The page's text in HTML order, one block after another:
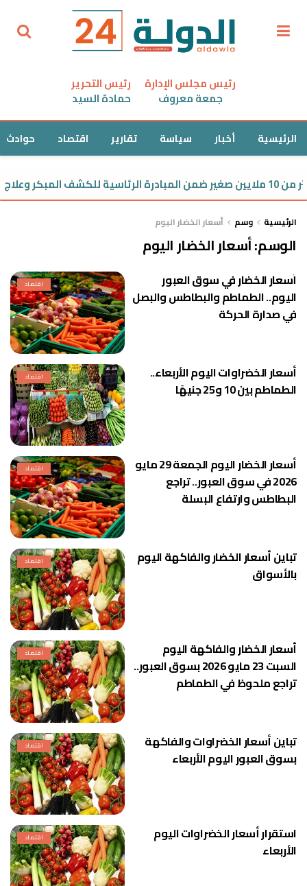
رئيس مجلس الإدارة
جمعة معروف
رئيس التحرير
حمادة السيد
الرئيسية أخبار سياسة تقارير اقتصاد حوادث
فقدان السمع
الرئيسية وسم أسعار الخضار اليوم
الوسم:أسعار الخضار اليوم
اقتصاد
أسعار الخضار في سوق العبور
اليوم.. الطماطم والبطاطس والبصل
في صدارة الحركة
اقتصاد
أسعار الخضراوات اليوم الأربعاء..
الطماطم بين 10 و25 جنيهًا
اقتصاد
أسعار الخضار اليوم الجمعة 29 مايو
2026 في سوق العبور.. تراجع
البطاطس وارتفاع البسلة
اقتصاد
تباين أسعار الخضار والفاكهة اليوم
بالأسواق
اقتصاد
أسعار الخضار والفاكهة اليوم
السبت 23 مايو 2026 بسوق العبور..
تراجع ملحوظ في الطماطم
اقتصاد
تباين أسعار الخضراوات والفاكهة
بسوق العبور اليوم الأربعاء
اقتصاد
استقرار أسعار الخضراوات اليوم
الأربعاء